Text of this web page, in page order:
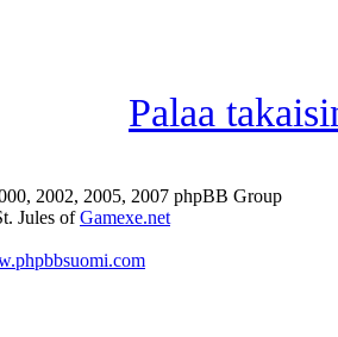
Palaa
2002, 2005, 2007 phpBB Group
Jules ofGamexe.net